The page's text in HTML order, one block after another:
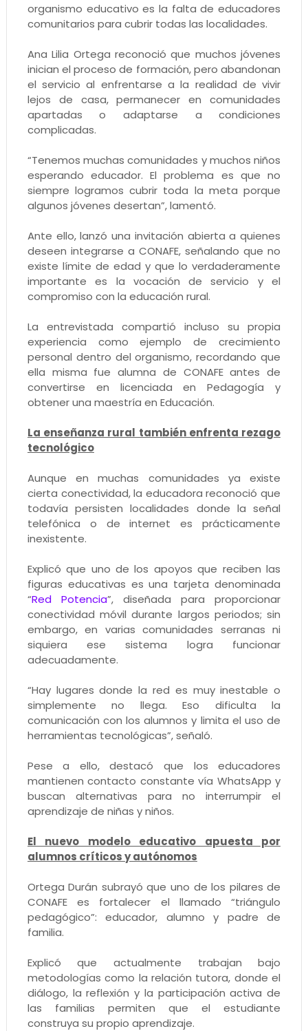
organismo educativo es la falta de educadores
comunitarios para cubrir todas las localidades.
Ana Lilia Ortega reconoció que muchos jóvenes
inician el proceso de formación, pero abandonan
el servicio al enfrentarse a la realidad de vivir
lejos de casa, permanecer en comunidades
apartadas o adaptarse a condiciones
complicadas.
“Tenemos muchas comunidades y muchos niños
esperando educador. El problema es que no
siempre logramos cubrir toda la meta porque
algunos jóvenes desertan”, lamentó.
Ante ello, lanzó una invitación abierta a quienes
deseen integrarse a CONAFE, señalando que no
existe límite de edad y que lo verdaderamente
importante es la vocación de servicio y el
compromiso con la educación rural.
La entrevistada compartió incluso su propia
experiencia como ejemplo de crecimiento
personal dentro del organismo, recordando que
ella misma fue alumna de CONAFE antes de
convertirse en licenciada en Pedagogía y
obtener una maestría en Educación.
La enseñanza rural también enfrenta rezago
tecnológico
Aunque en muchas comunidades ya existe
cierta conectividad, la educadora reconoció que
todavía persisten localidades donde la señal
telefónica o de internet es prácticamente
inexistente.
Explicó que uno de los apoyos que reciben las
figuras educativas es una tarjeta denominada
“Red Potencia”, diseñada para proporcionar
conectividad móvil durante largos periodos; sin
embargo, en varias comunidades serranas ni
siquiera ese sistema logra funcionar
adecuadamente.
“Hay lugares donde la red es muy inestable o
simplemente no llega. Eso dificulta la
comunicación con los alumnos y limita el uso de
herramientas tecnológicas”, señaló.
Pese a ello, destacó que los educadores
mantienen contacto constante vía WhatsApp y
buscan alternativas para no interrumpir el
aprendizaje de niñas y niños.
El nuevo modelo educativo apuesta por
alumnos críticos y autónomos
Ortega Durán subrayó que uno de los pilares de
CONAFE es fortalecer el llamado “triángulo
pedagógico”: educador, alumno y padre de
familia.
Explicó que actualmente trabajan bajo
metodologías como la relación tutora, donde el
diálogo, la reflexión y la participación activa de
las familias permiten que el estudiante
construya su propio aprendizaje.